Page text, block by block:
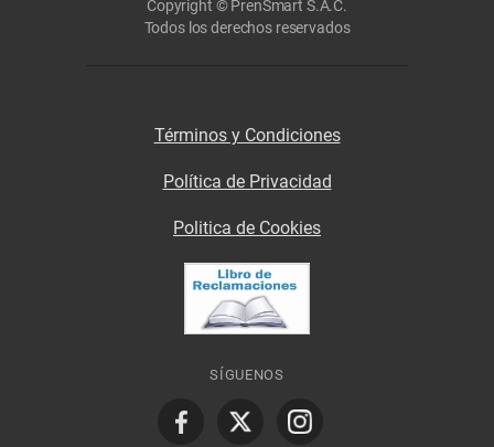
Copyright © PrenSmart S.A.C.
Todos los derechos reservados
Términos y Condiciones
Política de Privacidad
Politica de Cookies
SÍGUENOS